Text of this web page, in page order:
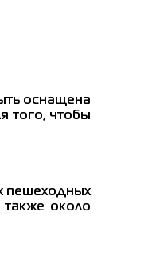
оснащена
того, чтобы
пешеходных
также около